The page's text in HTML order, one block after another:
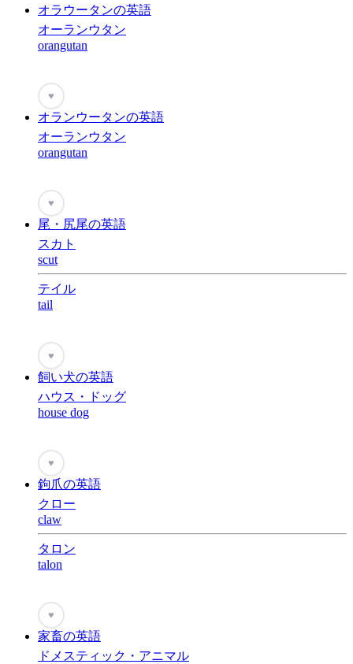
オラウータンの英語
オーランウタン
orangutan
♥
オランウータンの英語
オーランウタン
orangutan
♥
尾・尻尾の英語
スカト
scut
テイル
tail
♥
飼い犬の英語
ハウス・ドッグ
house dog
♥
鉤爪の英語
クロー
claw
タロン
talon
♥
家畜の英語
ドメスティック・アニマル